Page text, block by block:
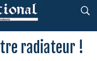
radiateur !